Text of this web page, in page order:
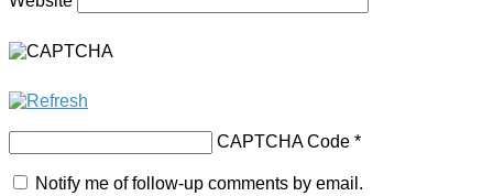
CAPTCHA Code *
Notify me of follow-up comments by email.